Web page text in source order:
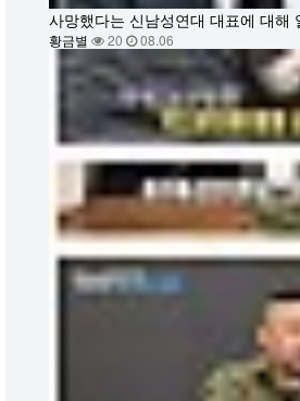
사망했다는 신남성연대 대표에 대해
황금별 20 08.06